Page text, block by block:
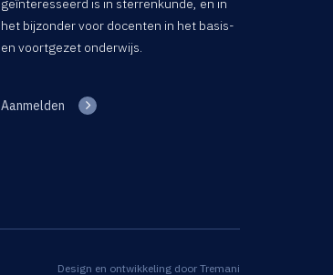
geïnteresseerd is in sterrenkunde, en in
het bijzonder voor docenten in het basis-
en voortgezet onderwijs.
Aanmelden
Design en ontwikkeling door Tremani